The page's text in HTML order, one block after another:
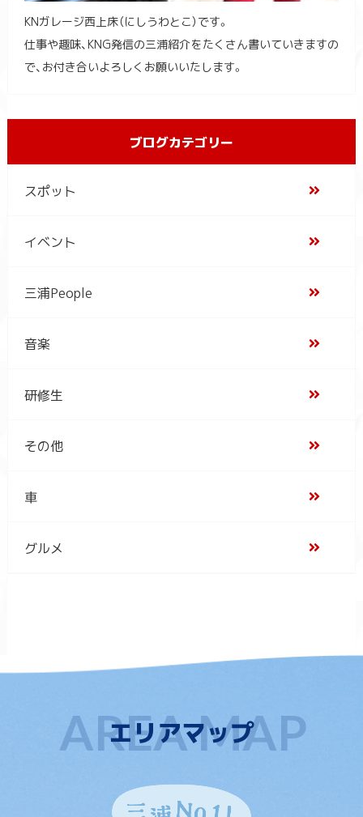
KNガレージ西上床（にしうわとこ）です。
仕事や趣味、KNG発信の三浦紹介をたくさん書いていきますの
で、お付き合いよろしくお願いいたします。
ブログカテゴリー
スポット
イベント
三浦People
音楽
研修生
その他
車
グルメ
エリアマップ